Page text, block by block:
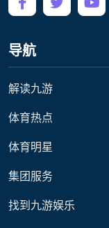
导航
解读九游
体育热点
体育明星
集团服务
找到九游娱乐